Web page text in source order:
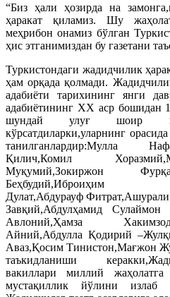
“Биз ҳали ҳозирда на
ҳаракат қиламиз. Шу
меҳрибон онамиз бўлган
ҳис этганимиздан бу газетани
Туркистондаги жадидчилик
ҳам орқада қолмади.
адабиёти тарихининг янги
адабиётининг ХХ аср бошидан
шундай улуғ шоир
кўрсатдиларки,уларнинг
танилганлардир:Мулла
Қилич,Комил
Муқумий,Зокиржон
Беҳбудий,Иброиҳим
Дулат,Абдурауф
Завқий,Абдулҳамид Сулаймон
Авлоний,Ҳамза
Айний,Абдулла Қодирий
Аваз,Қосим Тинистон,Мағжон
таъкидланиши
вакиллари миллий
мустақиллик йўлини излаб